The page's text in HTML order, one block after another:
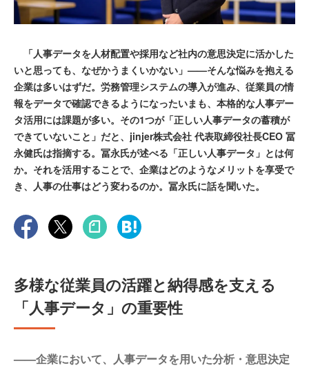
「人事データを人材配置や採用など社内の意思決定に活かした
いと思っても、なぜかうまくいかない」——そんな悩みを抱える
企業は多いはずだ。労務管理システムの導入が進み、従業員の情
報をデータで確認できるようになったいまも、本格的な人事デー
タ活用には課題が多い。その1つが「正しい人事データの蓄積が
できていないこと」だと、jinjer株式会社 代表取締役社長CEO 冨
永健氏は指摘する。冨永氏が述べる「正しい人事データ」とは何
か。それを活用することで、企業はどのようなメリットを享受で
き、人事の仕事はどう変わるのか。冨永氏に話を聞いた。
多様な従業員の活躍と納得感を支える
「人事データ」の重要性
——企業において、人事データを用いた分析・意思決定